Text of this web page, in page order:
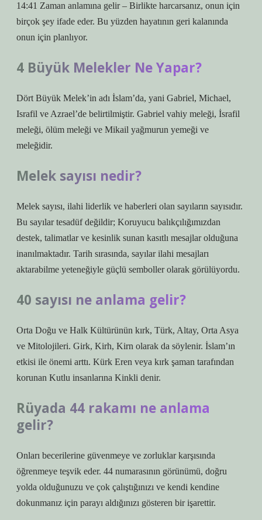
14:41 Zaman anlamına gelir – Birlikte harcarsanız, onun için
birçok şey ifade eder. Bu yüzden hayatının geri kalanında
onun için planlıyor.
4 Büyük Melekler Ne Yapar?
Dört Büyük Melek’in adı İslam’da, yani Gabriel, Michael,
Israfil ve Azrael’de belirtilmiştir. Gabriel vahiy meleği, İsrafil
meleği, ölüm meleği ve Mikail yağmurun yemeği ve
meleğidir.
Melek sayısı nedir?
Melek sayısı, ilahi liderlik ve haberleri olan sayıların sayısıdır.
Bu sayılar tesadüf değildir; Koruyucu balıkçılığımızdan
destek, talimatlar ve kesinlik sunan kasıtlı mesajlar olduğuna
inanılmaktadır. Tarih sırasında, sayılar ilahi mesajları
aktarabilme yeteneğiyle güçlü semboller olarak görülüyordu.
40 sayısı ne anlama gelir?
Orta Doğu ve Halk Kültürünün kırk, Türk, Altay, Orta Asya
ve Mitolojileri. Girk, Kirh, Kirn olarak da söylenir. İslam’ın
etkisi ile önemi arttı. Kürk Eren veya kırk şaman tarafından
korunan Kutlu insanlarına Kinkli denir.
Rüyada 44 rakamı ne anlama
gelir?
Onları becerilerine güvenmeye ve zorluklar karşısında
öğrenmeye teşvik eder. 44 numarasının görünümü, doğru
yolda olduğunuzu ve çok çalıştığınızı ve kendi kendine
dokunmanız için parayı aldığınızı gösteren bir işarettir.